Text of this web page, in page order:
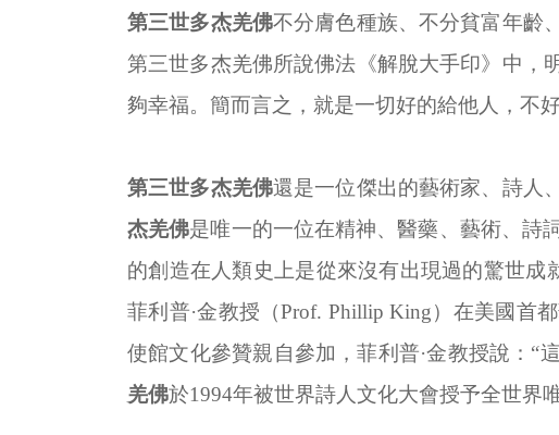
第三世多杰羌佛不分膚色種族、不分貧富年齡
第三世多杰羌佛所說佛法《解脫大手印》中，
夠幸福。簡而言之，就是一切好的給他人，不好
第三世多杰羌佛還是一位傑出的藝術家、詩人
杰羌佛是唯一的一位在精神、醫藥、藝術、詩
的創造在人類史上是從來沒有出現過的驚世成
菲利普·金教授（Prof. Phillip King）在美國首
使館文化參贊親自參加，菲利普·金教授說：“
羌佛於1994年被世界詩人文化大會授予全世界